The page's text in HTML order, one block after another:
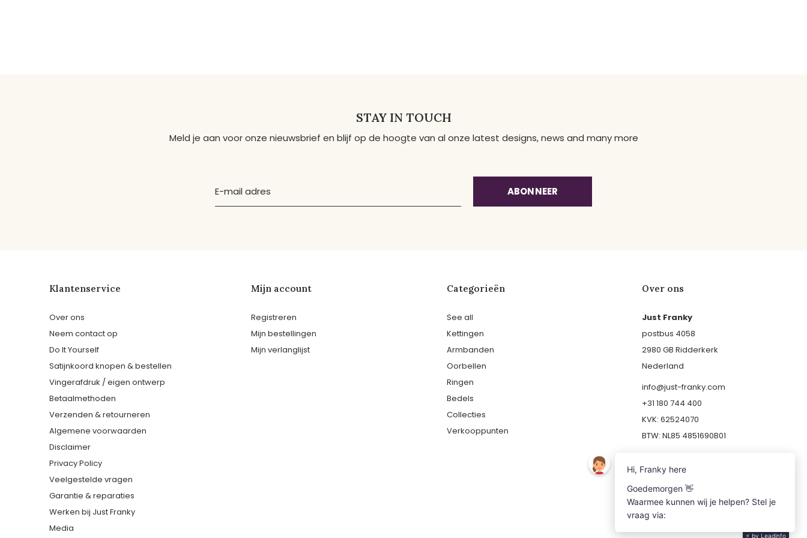
STAY IN TOUCH
Meld je aan voor onze nieuwsbrief en blijf op de hoogte van al onze latest designs, news and many more
ABONNEER
Klantenservice
Over ons
Neem contact op
Do It Yourself
Satijnkoord knopen & bestellen
Vingerafdruk / eigen ontwerp
Betaalmethoden
Verzenden & retourneren
Algemene voorwaarden
Disclaimer
Privacy Policy
Veelgestelde vragen
Garantie & reparaties
Werken bij Just Franky
Media
Mijn account
Registreren
Mijn bestellingen
Mijn verlanglijst
Categorieën
See all
Kettingen
Armbanden
Oorbellen
Ringen
Bedels
Collecties
Verkooppunten
Over ons
Just Franky
postbus 4058
2980 GB Ridderkerk
Nederland
info@just-franky.com
+31 180 744 400
KVK: 62524070
BTW: NL85 4851690B01